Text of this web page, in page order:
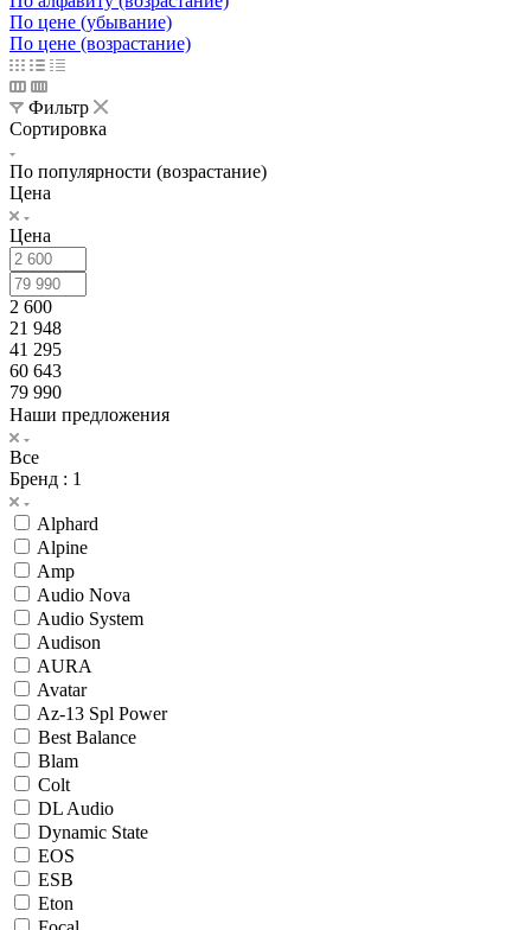
По цене (убывание)
По цене (возрастание)
Фильтр
Сортировка
По популярности (возрастание)
Цена
Цена
2 600
21 948
41 295
60 643
79 990
Наши предложения
Все
Бренд : 1
Alphard
Alpine
Amp
Audio Nova
Audio System
Audison
AURA
Avatar
Az-13 Spl Power
Best Balance
Blam
Colt
DL Audio
Dynamic State
EOS
ESB
Eton